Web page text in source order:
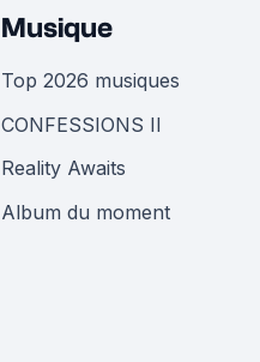
Musique
Top 2026 musiques
CONFESSIONS II
Reality Awaits
Album du moment